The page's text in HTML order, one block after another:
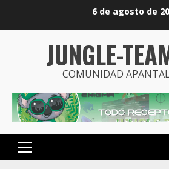
6 de agosto de
JUNGLE-
COMUNIDAD
Menú